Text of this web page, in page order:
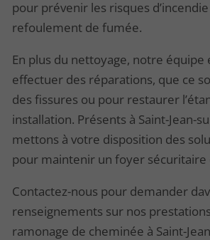
pour prévenir les risques
refoulement de fumée.
En plus du nettoyage, notre
effectuer des réparations, que ce
des fissures ou pour restaurer
installation. Présents à Saint-Jean-
mettons à votre disposition des
pour maintenir un foyer
Contactez-nous pour demander
renseignements sur nos
ramonage de cheminée à Saint-